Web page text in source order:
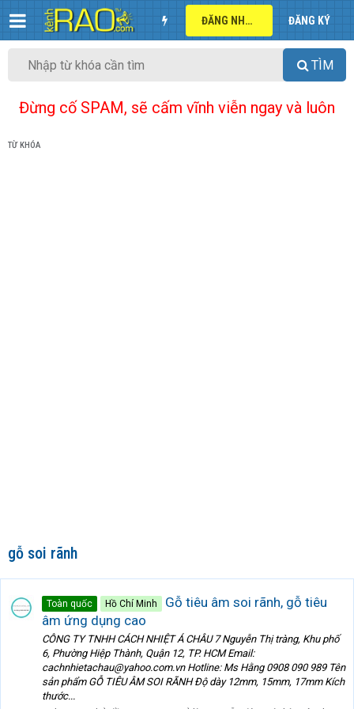
ĐĂNG NHẬP ĐĂNG KÝ
TÌM
Đừng cố SPAM, sẽ cấm vĩnh viễn ngay và luôn
TỪ KHÓA
gỗ soi rãnh
Toàn quốc Hồ Chí Minh
Gỗ tiêu âm soi rãnh, gỗ tiêu
âm ứng dụng cao
CÔNG TY TNHH CÁCH NHIỆT Á CHÂU 7 Nguyễn Thị tràng, Khu phố
6, Phường Hiệp Thành, Quận 12, TP. HCM Email:
cachnhietachau@yahoo.com.vn Hotline: Ms Hằng 0908 090 989 Tên
sản phẩm GỖ TIÊU ÂM SOI RÃNH Độ dày 12mm, 15mm, 17mm Kích
thước...